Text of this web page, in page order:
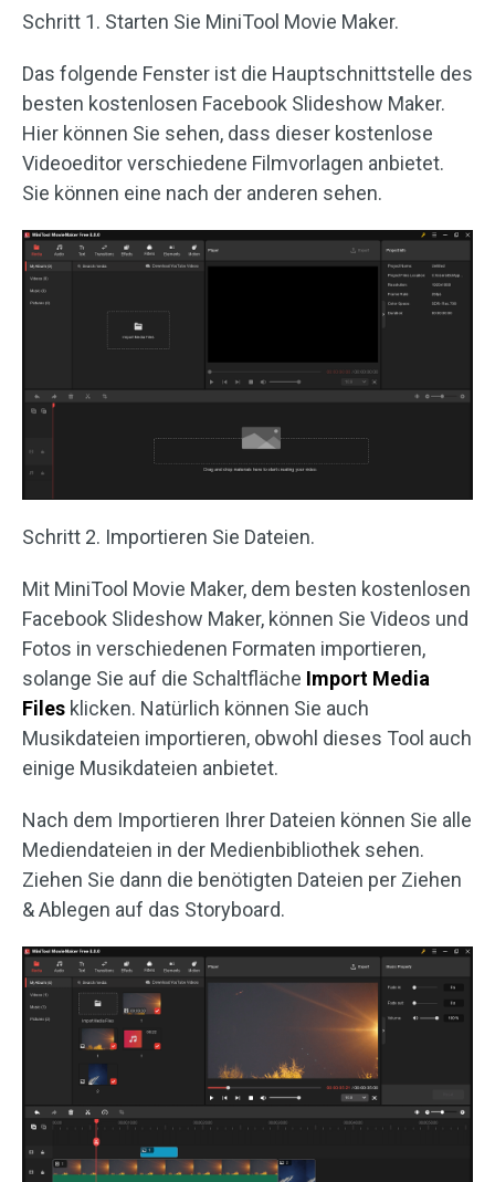
Schritt 1. Starten Sie MiniTool Movie Maker.
Das folgende Fenster ist die Hauptschnittstelle des
besten kostenlosen Facebook Slideshow Maker.
Hier können Sie sehen, dass dieser kostenlose
Videoeditor verschiedene Filmvorlagen anbietet.
Sie können eine nach der anderen sehen.
Schritt 2. Importieren Sie Dateien.
Mit MiniTool Movie Maker, dem besten kostenlosen
Facebook Slideshow Maker, können Sie Videos und
Fotos in verschiedenen Formaten importieren,
solange Sie auf die Schaltfläche Import Media
Files klicken. Natürlich können Sie auch
Musikdateien importieren, obwohl dieses Tool auch
einige Musikdateien anbietet.
Nach dem Importieren Ihrer Dateien können Sie alle
Mediendateien in der Medienbibliothek sehen.
Ziehen Sie dann die benötigten Dateien per Ziehen
& Ablegen auf das Storyboard.